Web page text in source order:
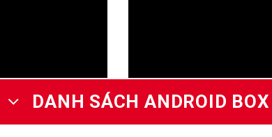
DANH SÁCH ANDROID